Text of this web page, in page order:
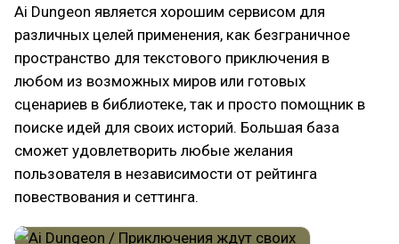
Ai Dungeon является хорошим сервисом для
различных целей применения, как безграничное
пространство для текстового приключения в
любом из возможных миров или готовых
сценариев в библиотеке, так и просто помощник в
поиске идей для своих историй. Большая база
сможет удовлетворить любые желания
пользователя в независимости от рейтинга
повествования и сеттинга.